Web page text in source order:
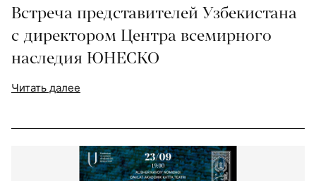
Встреча представителей Узбекистана
с директором Центра всемирного
наследия ЮНЕСКО
Читать далее